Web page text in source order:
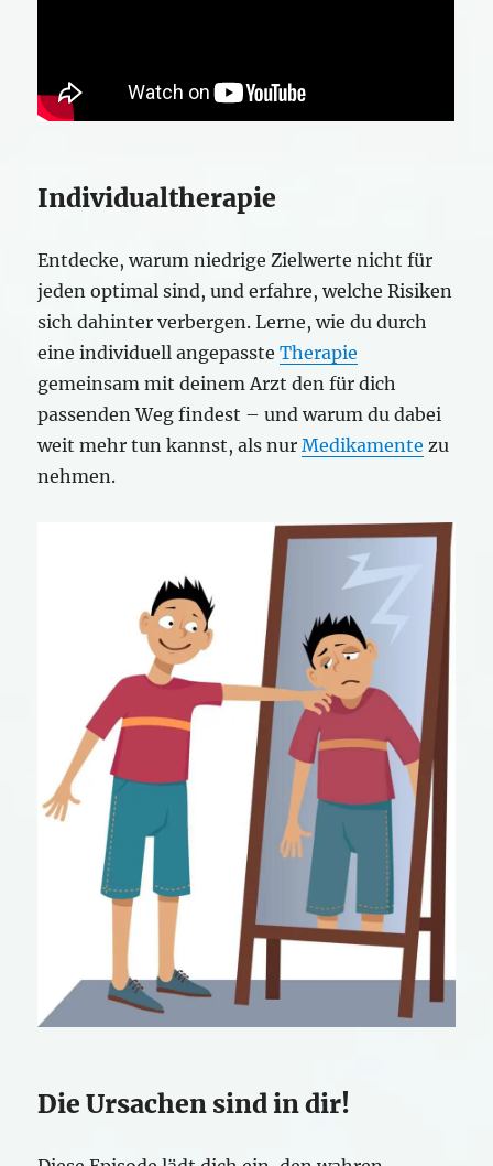
Individualtherapie
Entdecke, warum niedrige Zielwerte nicht für
jeden optimal sind, und erfahre, welche Risiken
sich dahinter verbergen. Lerne, wie du durch
eine individuell angepassteTherapie
gemeinsam mit deinem Arzt den für dich
passenden Weg findest – und warum du dabei
weit mehr tun kannst, als nurMedikamente zu
nehmen.
Die Ursachen sind in dir!